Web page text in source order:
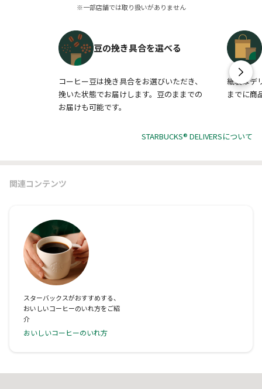
※一部店舗では取り扱いがありません
豆の挽き具合を選べる
コーヒー豆は挽き具合をお選びいただき、
挽いた状態でお届けします。豆のままでの
お届けも可能です。
紙袋はデ
までに商
STARBUCKS® DELIVERSについて
関連コンテンツ
スターバックスがおすすめする、
おいしいコーヒーのいれ方をご紹
介
おいしいコーヒーのいれ方